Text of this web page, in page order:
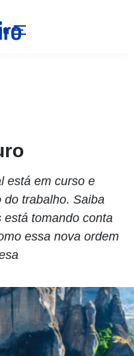
está em curso e
do trabalho. Saiba
está tomando conta
essa nova ordem